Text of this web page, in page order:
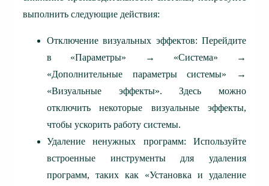
выполнить следующие действия:
Отключение визуальных эффектов: Перейдите
в «Параметры» → «Система» →
«Дополнительные параметры системы» →
«Визуальные эффекты». Здесь можно
отключить некоторые визуальные эффекты,
чтобы ускорить работу системы.
Удаление ненужных программ: Используйте
встроенные инструменты для удаления
программ, таких как «Установка и удаление